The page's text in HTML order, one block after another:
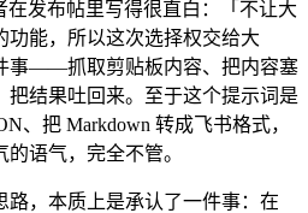
在发布帖里写得很直白：「不让大
功能，所以这次选择权交给大
事——抓取剪贴板内容、把内容塞
把结果吐回来。至于这个提示词是
、把 Markdown 转成飞书格式，
语气，完全不管。
路，本质上是承认了一件事：在